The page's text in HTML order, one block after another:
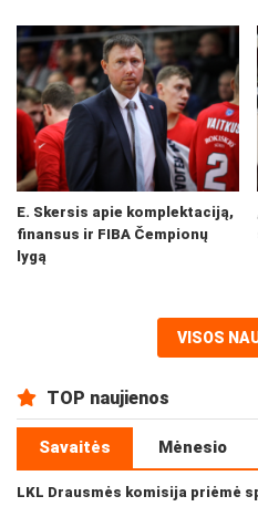
E. Skersis apie komplektaciją,
finansus ir FIBA Čempionų
lygą
VISOS
TOP naujienos
Savaitės Mėnesio